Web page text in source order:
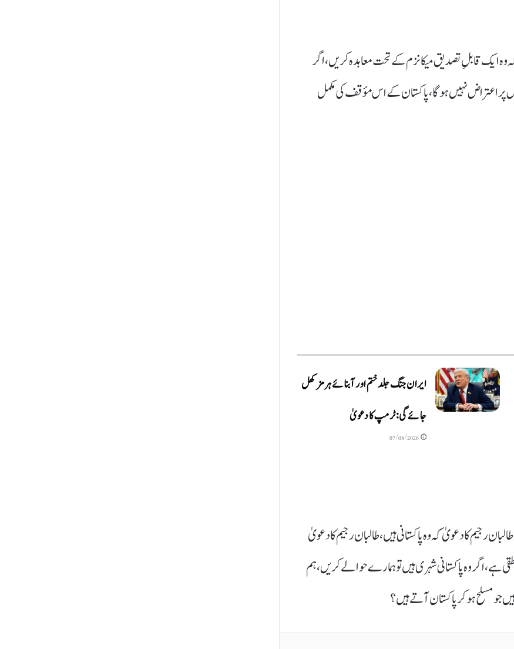
کہ وہ ایک قابلِ تصدیق میکانزم کے تحت معاہدہ کریں، اگر
پر اعتراض نہیں ہوگا، پاکستان کے اس مؤقف کی مکمل
ایران جنگ جلد ختم اور آبنائے ہرمز کھل
جائے گی: ٹرمپ کا دعویٰ
07/08/2026
رجیم کا دعویٰ کہ وہ پاکستانی ہیں، طالبان رجیم کا دعویٰ
اگر وہ پاکستانی شہری ہیں تو ہمارے حوالے کریں، ہم
جو مسلح ہو کر پاکستان آتے ہیں؟